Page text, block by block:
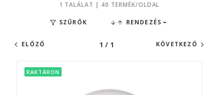
1 TALÁLAT | 40 TERMÉK/OLDAL
SZŰRŐK RENDEZÉS
ELŐZŐ 1 / 1 KÖVETKEZŐ
RAKTÁRON